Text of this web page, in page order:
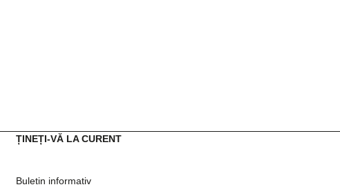
ȚINEȚI-VĂ LA CURENT
Buletin informativ